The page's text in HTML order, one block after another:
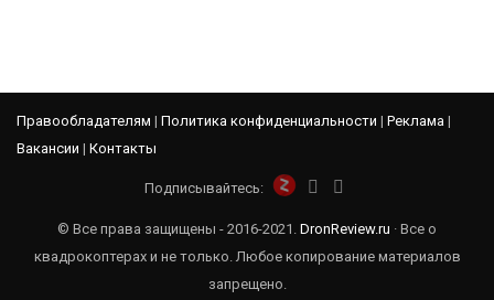
Правообладателям | Политика конфиденциальности | Реклама |
Вакансии | Контакты
Подписывайтесь:
© Все права защищены - 2016-2021. DronReview.ru · Все о
квадрокоптерах и не только. Любое копирование материалов
запрещено.